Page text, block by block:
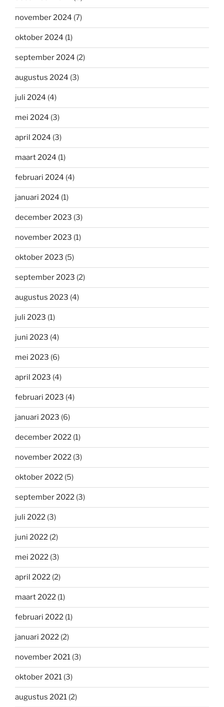
november 2024 (7)
oktober 2024 (1)
september 2024 (2)
augustus 2024 (3)
juli 2024 (4)
mei 2024 (3)
april 2024 (3)
maart 2024 (1)
februari 2024 (4)
januari 2024 (1)
december 2023 (3)
november 2023 (1)
oktober 2023 (5)
september 2023 (2)
augustus 2023 (4)
juli 2023 (1)
juni 2023 (4)
mei 2023 (6)
april 2023 (4)
februari 2023 (4)
januari 2023 (6)
december 2022 (1)
november 2022 (3)
oktober 2022 (5)
september 2022 (3)
juli 2022 (3)
juni 2022 (2)
mei 2022 (3)
april 2022 (2)
maart 2022 (1)
februari 2022 (1)
januari 2022 (2)
november 2021 (3)
oktober 2021 (3)
augustus 2021 (2)